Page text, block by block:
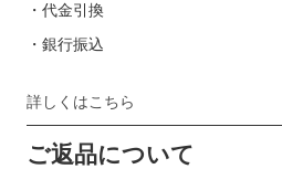
・代金引換
・銀行振込
詳しくはこちら
ご返品について